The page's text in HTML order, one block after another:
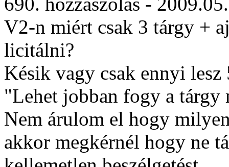
V2-n miért csak 3 tárgy +
licitálni?
Késik vagy csak ennyi
"Lehet jobban fogy a
Nem árulom el hogy
akkor megkérnél hogy ne